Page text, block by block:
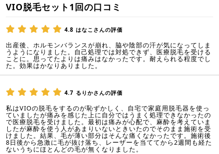
VIO脱毛セット1回の口コミ
4.8 はなこさんの評価
出産後、ホルモンバランスが崩れ、脇や陰部の汗が気になってしま
うようになりました。自己処理では対処できず、医療脱毛を受ける
ことに。思ってたよりは痛みはなかったです。耐えられる程度でし
た。効果はかなりありました。
4.7 るりかさんの評価
私はVIOの脱毛をするのが恥ずかしく、自宅で家庭用脱毛器を使っ
ていましたが痛みを感じた上に自分ではうまく処理できなかったの
で医療脱毛を受けました。最初は痛みが心配で、麻酔を考えていま
したが麻酔を使う人があまりいないときいたのでそのまま施術を受
けました。結果、毛が薄い部分はそんな痛くなかったです。施術後
8日後から急激に毛が抜け落ち、レーザーを当ててから2週間も経た
ないうちにほとんどの毛が無くなりました。